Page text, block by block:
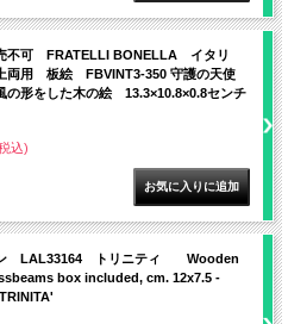
不可 FRATELLI BONELLA イタリ
両用 板絵 FBVINT3-350 守護の天使
の形をした木の絵 13.3×10.8×0.8センチ
込)
ン LAL33164 トリニティ Wooden
box included, cm. 12x7.5 -